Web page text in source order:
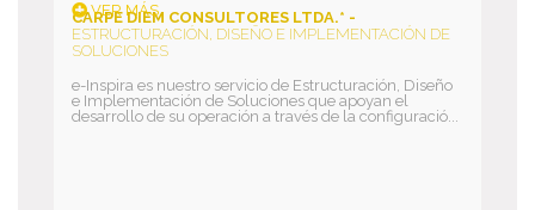
VER MÁS
CARPE DIEM CONSULTORES LTDA.* -
ESTRUCTURACIÓN, DISEÑO E IMPLEMENTACIÓN DE
SOLUCIONES
e-Inspira es nuestro servicio de Estructuración, Diseño
e Implementación de Soluciones que apoyan el
desarrollo de su operación a través de la configuració...